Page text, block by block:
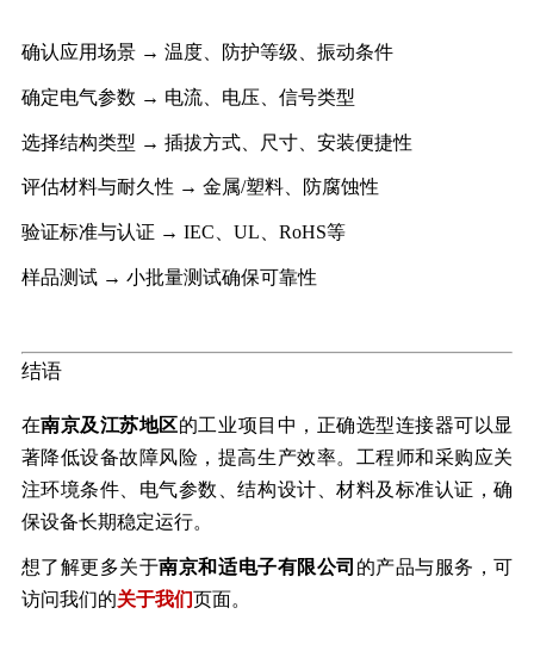
确认应用场景 → 温度、防护等级、振动条件
确定电气参数 → 电流、电压、信号类型
选择结构类型 → 插拔方式、尺寸、安装便捷性
评估材料与耐久性 → 金属/塑料、防腐蚀性
验证标准与认证 → IEC、UL、RoHS等
样品测试 → 小批量测试确保可靠性
结语
在南京及江苏地区的工业项目中，正确选型连接器可以显
著降低设备故障风险，提高生产效率。工程师和采购应关
注环境条件、电气参数、结构设计、材料及标准认证，确
保设备长期稳定运行。
想了解更多关于南京和适电子有限公司 的产品与服务，可
访问我们的关于我们页面。